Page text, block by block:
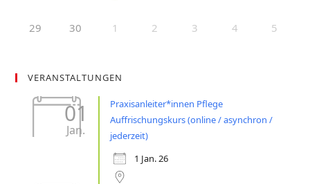
29 30 1 2 3 4 5
VERANSTALTUNGEN
01
Jan.
Praxisanleiter*innen Pflege
Auffrischungskurs (online / asynchron /
jederzeit)
1 Jan. 26